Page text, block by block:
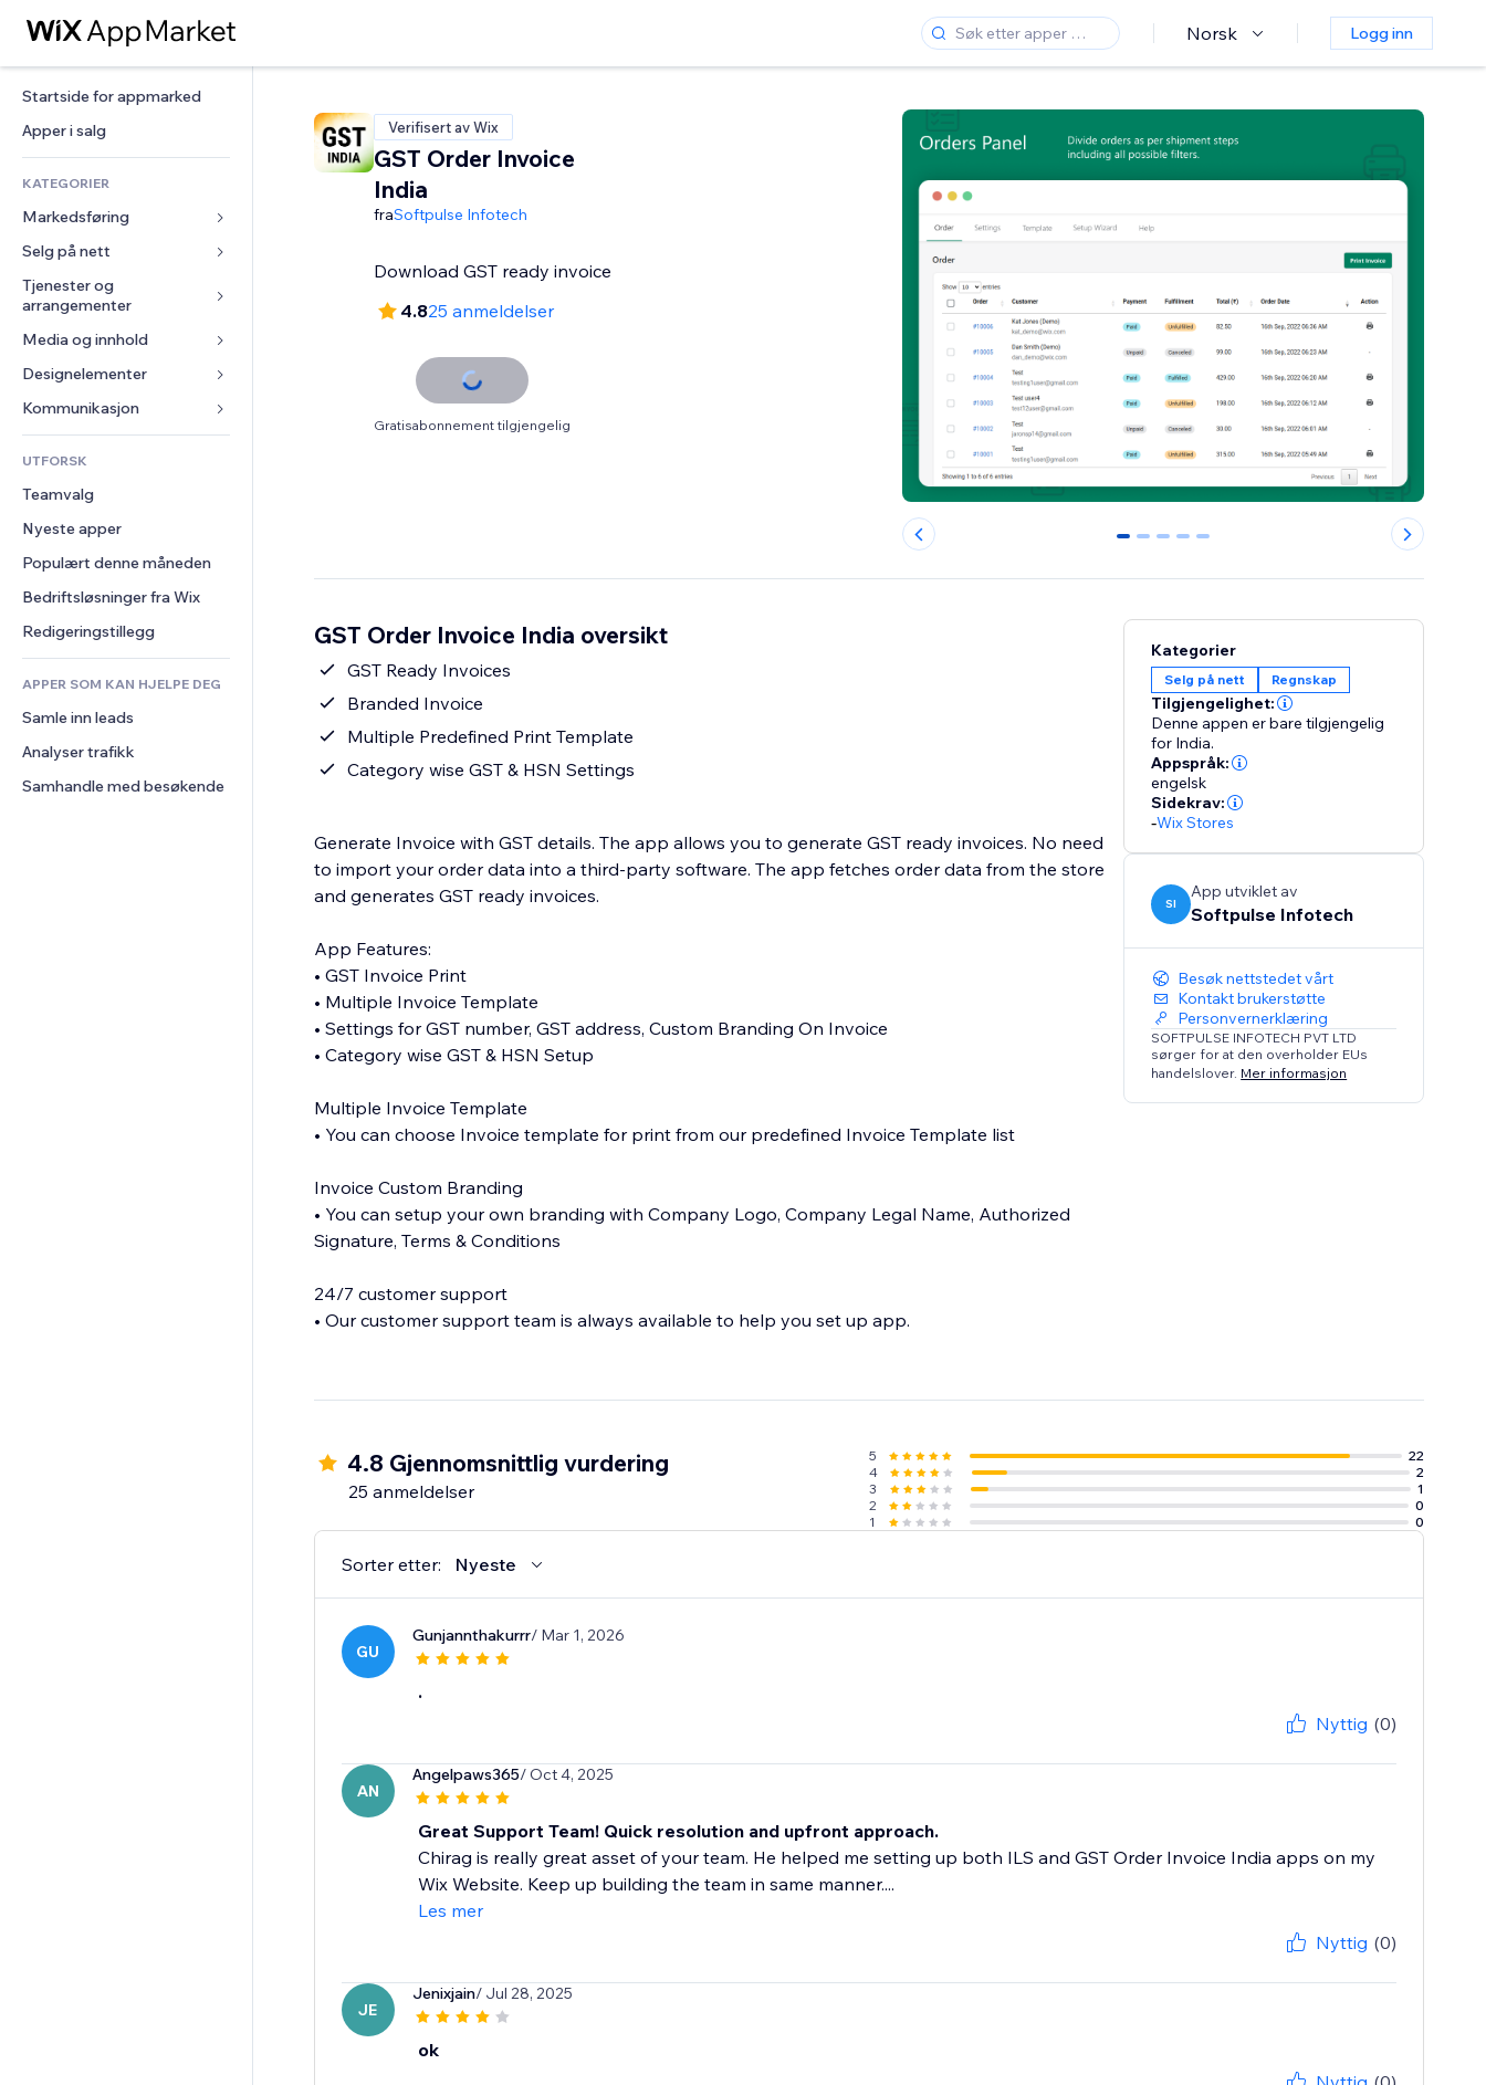
Norsk Logg inn
Startside for appmarked
Apper i salg
KATEGORIER
Markedsføring
Annonser
Mobil
Analyser
Sosiale medier
SEO
Engasjement
Nettstedsoppføringer
E-post
Konvertering
Selg på nett
Apper for butikker
Frakt og levering
Selg-knapper
Nettkurs
On-demand-utskrift
Regnskap
Kuponger og fordelsprogram
Lagerløsninger
Dropshipping
Priser og abonnement
Folkefinansiering
Mat og drikke
Tjenester og
arrangementer
Hoteller
Arrangementer
Restauranter
Eiendom
Bookinger
Media og innhold
Galleri
Musikk
Podkaster
Fotografi
Video
PDF
Fildeling
Nyheter
Designelementer
Kart og navigasjon
Personvern og sikkerhet
Klokke
Sidemaler
Bildeeffekter
Knapper og menyer
Bannere og merker
Kalkulatorer
Søk
Vær
Diagrammer og tabeller
Skjemaer
Avstemninger
Chat
Kommentarer
Telefon
Samfunn
Anmeldelser og
UTFORSK
Teamvalg
Nyeste apper
Populært denne måneden
Bedriftsløsninger fra Wix
Redigeringstillegg
APPER SOM KAN HJELPE DEG
Samle inn leads
Analyser trafikk
Samhandle med besøkende
Verifisert av Wix
GST Order Invoice
India
fraSoftpulse Infotech
Download GST ready invoice
4.825 anmeldelser
Gratisabonnement tilgjengelig
0 1 2 3 4
GST Order Invoice India oversikt
GST Ready Invoices
Branded Invoice
Multiple Predefined Print Template
Category wise GST & HSN Settings
Generate Invoice with GST details. The app allows you to generate GST ready invoices. No need
to import your order data into a third-party software. The app fetches order data from the store
and generates GST ready invoices.
App Features:
• GST Invoice Print
• Multiple Invoice Template
• Settings for GST number, GST address, Custom Branding On Invoice
• Category wise GST & HSN Setup
Multiple Invoice Template
• You can choose Invoice template for print from our predefined Invoice Template list
Invoice Custom Branding
• You can setup your own branding with Company Logo, Company Legal Name, Authorized
Signature, Terms & Conditions
24/7 customer support
• Our customer support team is always available to help you set up app.
Kategorier
Selg på nett Regnskap
Tilgjengelighet:
Denne appen er bare tilgjengelig
for India.
Appspråk:
engelsk
Sidekrav:
-Wix Stores
SI
App utviklet av
Softpulse Infotech
Besøk nettstedet vårt
Kontakt brukerstøtte
Personvernerklæring
SOFTPULSE INFOTECH PVT LTD
sørger for at den overholder EUs
handelslover. Mer informasjon
4.8 Gjennomsnittlig vurdering
25 anmeldelser
5
22
4
2
3
1
2
0
1
0
Sorter etter: Nyeste
GU
Gunjannthakurrr/ Mar 1, 2026
.
Nyttig (0)
AN
Angelpaws365/ Oct 4, 2025
Great Support Team! Quick resolution and upfront approach.
Chirag is really great asset of your team. He helped me setting up both ILS and GST Order Invoice India apps on my
Wix Website. Keep up building the team in same manner....
Les mer
Nyttig (0)
JE
Jenixjain/ Jul 28, 2025
ok